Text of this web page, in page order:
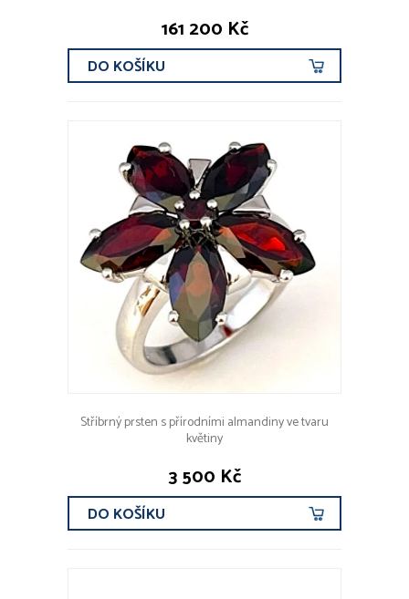
161 200 Kč
DO KOŠÍKU
Stříbrný prsten s přírodními almandiny ve tvaru
květiny
3 500 Kč
DO KOŠÍKU